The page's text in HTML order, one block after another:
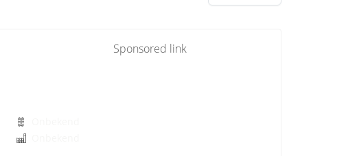
Sponsored link